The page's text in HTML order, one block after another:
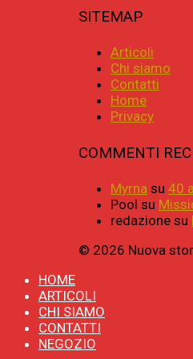
SITEMAP
Articoli
Chi siamo
Contatti
Home
Privacy
COMMENTI
Myrna su 40
Pool su
redazione su
© 2026 Nuova
HOME
ARTICOLI
CHI SIAMO
CONTATTI
NEGOZIO